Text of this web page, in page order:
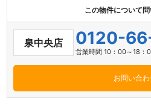
この物件について
泉中央店 0120-
営業時間 10：00～18：
お問い合